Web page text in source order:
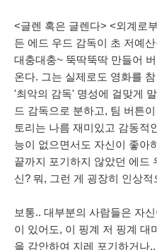
<글렌 혹은 글렌다> <외계로
든 에드 우드 감독이 초 저예
대충대충~ 뚝딱뚝딱 만들어
온다. 그는 실제로도 영화를
'최악의 감독' 명성에 걸맞게
드 감독으로 분하고, 팀 버튼
토리는 나름 재미있고 감동적
능이 없으면서도 자신이 좋아
끝까지 포기하지 않았던 에드
신? 뭐, 그런 게 굉장히 인상적
보통.. 대부분의 사람들은 자
이 있어도, 이 핑계 저 핑계 대
을 감안하여 지레 포기하거나